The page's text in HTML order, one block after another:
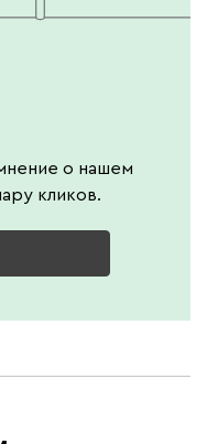
о нашем
кликов.